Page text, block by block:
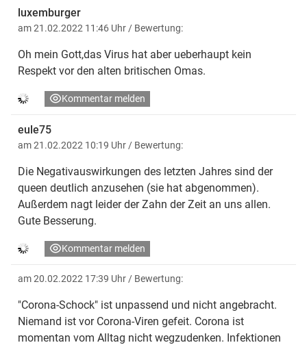
luxemburger
am 21.02.2022 11:46 Uhr / Bewertung:
Oh mein Gott,das Virus hat aber ueberhaupt kein
Respekt vor den alten britischen Omas.
Kommentar melden
eule75
am 21.02.2022 10:19 Uhr / Bewertung:
Die Negativauswirkungen des letzten Jahres sind der
queen deutlich anzusehen (sie hat abgenommen).
Außerdem nagt leider der Zahn der Zeit an uns allen.
Gute Besserung.
Kommentar melden
am 20.02.2022 17:39 Uhr / Bewertung:
"Corona-Schock" ist unpassend und nicht angebracht.
Niemand ist vor Corona-Viren gefeit. Corona ist
momentan vom Alltag nicht wegzudenken. Infektionen